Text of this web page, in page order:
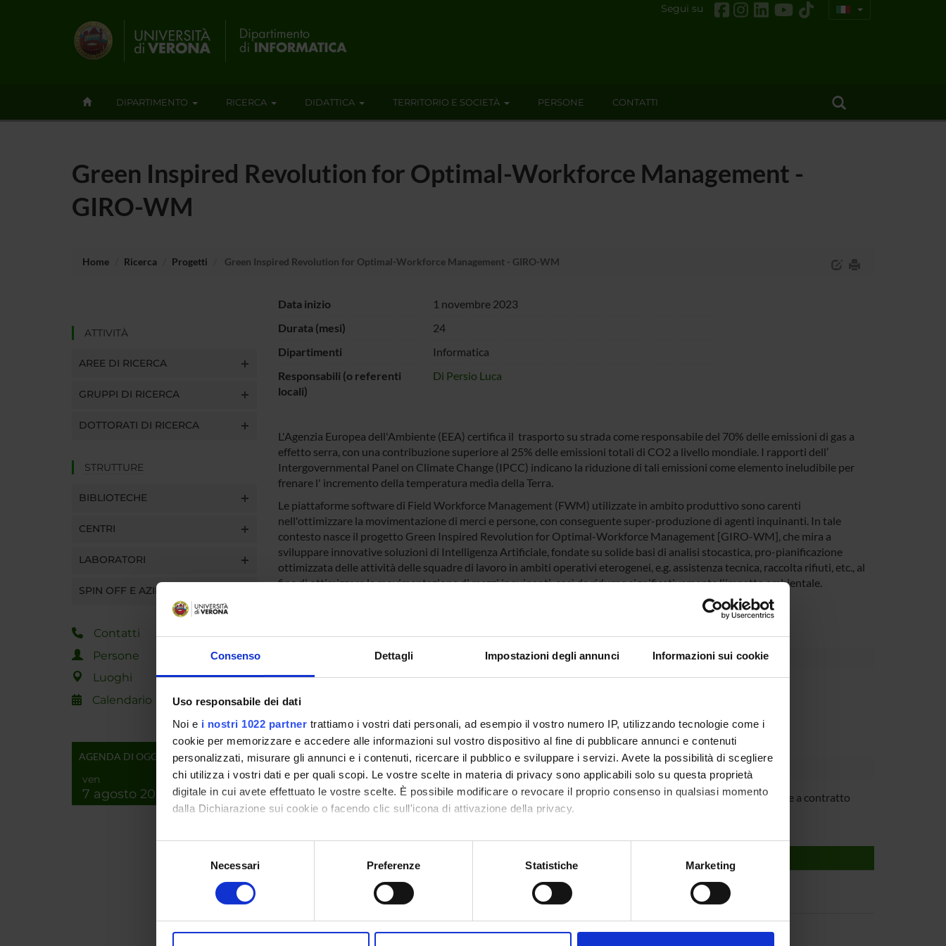
Consenso Dettagli Impostazioni degli annunci Informazioni sui cookie
Uso responsabile dei dati
Noi e i nostri 1022 partner trattiamo i vostri dati personali, ad esempio il vostro numero IP, utilizzando tecnologie come i
cookie per memorizzare e accedere alle informazioni sul vostro dispositivo al fine di pubblicare annunci e contenuti
personalizzati, misurare gli annunci e i contenuti, ricercare il pubblico e sviluppare i servizi. Avete la possibilità di scegliere
chi utilizza i vostri dati e per quali scopi. Le vostre scelte in materia di privacy sono applicabili solo su questa proprietà
digitale in cui avete effettuato le vostre scelte. È possibile modificare o revocare il proprio consenso in qualsiasi momento
dalla Dichiarazione sui cookie o facendo clic sull'icona di attivazione della privacy.
Con il tuo consenso, vorremmo anche:
raccogliere informazioni sulla tua posizione geografica, con un'approssimazione di qualche metro,
digitali).
modificare o ritirare il tuo consenso in qualsiasi momento dalla Dichiarazione sui cookie.
Necessari Preferenze Statistiche Marketing
Segui su
DIPARTIMENTO RICERCA DIDATTICA TERRITORIO E SOCIETÀ PERSONE CONTATTI
Green Inspired Revolution for Optimal-Workforce Management -
GIRO-WM
Home Ricerca Progetti Green Inspired Revolution for Optimal-Workforce Management - GIRO-WM
ATTIVITÀ
AREE DI RICERCA
GRUPPI DI RICERCA
DOTTORATI DI RICERCA
STRUTTURE
BIBLIOTECHE
CENTRI
LABORATORI
SPIN OFF E AZIENDE
Contatti
Persone
Luoghi
Calendario
AGENDA DI OGGI
ven
7 agosto 2026
Data inizio
1 novembre 2023
Durata (mesi)
24
Dipartimenti
Informatica
Responsabili (o referenti
locali)
Di Persio Luca
L'Agenzia Europea dell'Ambiente (EEA) certifica il trasporto su strada come responsabile del 70% delle emissioni di gas a
effetto serra, con una contribuzione superiore al 25% delle emissioni totali di CO2 a livello mondiale. I rapporti dell’
Intergovernmental Panel on Climate Change (IPCC) indicano la riduzione di tali emissioni come elemento ineludibile per
frenare l' incremento della temperatura media della Terra.
Le piattaforme software di Field Workforce Management (FWM) utilizzate in ambito produttivo sono carenti
nell'ottimizzare la movimentazione di merci e persone, con conseguente super-produzione di agenti inquinanti. In tale
contesto nasce il progetto Green Inspired Revolution for Optimal-Workforce Management [GIRO-WM], che mira a
sviluppare innovative soluzioni di Intelligenza Artificiale, fondate su solide basi di analisi stocastica, pro-pianificazione
ottimizzata delle attività delle squadre di lavoro in ambiti operativi eterogenei, e.g. assistenza tecnica, raccolta rifiuti, etc., al
fine di ottimizzare la movimentazione di mezzi inquinanti, così da ridurne significativamente l'impatto ambientale.
ENTI FINANZIATORI:
Risparmio di Trento e
Rovereto
PARTECIPANTI AL PROGETTO
Luca Di Persio Professore associato Matteo Garbelli Professore a contratto
Intelligenza Artificiale
Distributed artificial intelligence (DI)